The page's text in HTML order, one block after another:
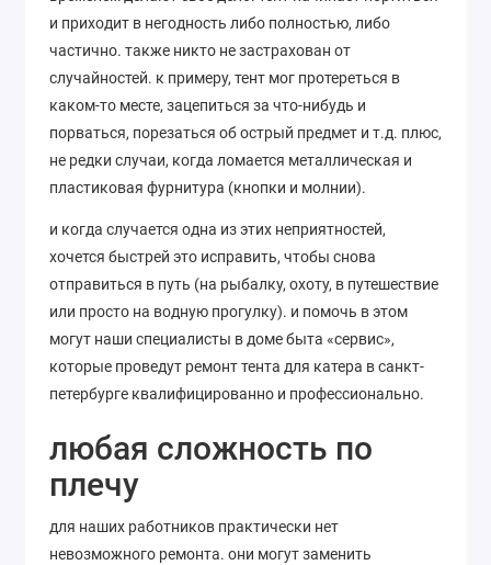
и приходит в негодность либо полностью, либо
частично. также никто не застрахован от
случайностей. к примеру, тент мог протереться в
каком-то месте, зацепиться за что-нибудь и
порваться, порезаться об острый предмет и т.д. плюс,
не редки случаи, когда ломается металлическая и
пластиковая фурнитура (кнопки и молнии).
и когда случается одна из этих неприятностей,
хочется быстрей это исправить, чтобы снова
отправиться в путь (на рыбалку, охоту, в путешествие
или просто на водную прогулку). и помочь в этом
могут наши специалисты в доме быта «сервис»,
которые проведут ремонт тента для катера в санкт-
петербурге квалифицированно и профессионально.
любая сложность по
плечу
для наших работников практически нет
невозможного ремонта. они могут заменить